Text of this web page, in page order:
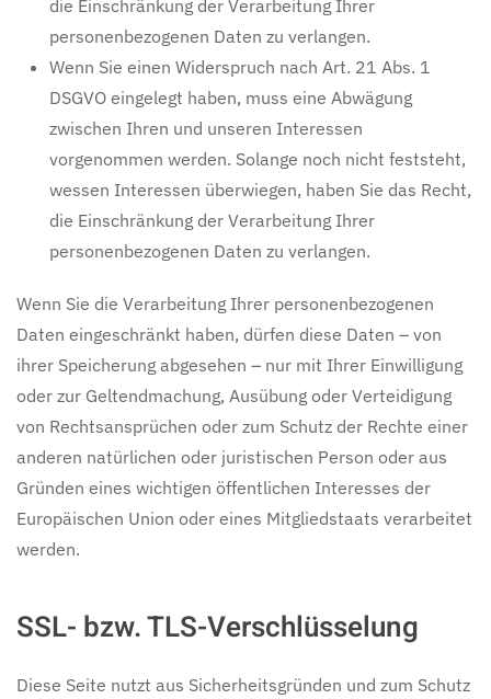
die Einschränkung der Verarbeitung Ihrer
personenbezogenen Daten zu verlangen.
Wenn Sie einen Widerspruch nach Art. 21 Abs. 1
DSGVO eingelegt haben, muss eine Abwägung
zwischen Ihren und unseren Interessen
vorgenommen werden. Solange noch nicht feststeht,
wessen Interessen überwiegen, haben Sie das Recht,
die Einschränkung der Verarbeitung Ihrer
personenbezogenen Daten zu verlangen.
Wenn Sie die Verarbeitung Ihrer personenbezogenen
Daten eingeschränkt haben, dürfen diese Daten – von
ihrer Speicherung abgesehen – nur mit Ihrer Einwilligung
oder zur Geltendmachung, Ausübung oder Verteidigung
von Rechtsansprüchen oder zum Schutz der Rechte einer
anderen natürlichen oder juristischen Person oder aus
Gründen eines wichtigen öffentlichen Interesses der
Europäischen Union oder eines Mitgliedstaats verarbeitet
werden.
SSL- bzw. TLS-Verschlüsselung
Diese Seite nutzt aus Sicherheitsgründen und zum Schutz